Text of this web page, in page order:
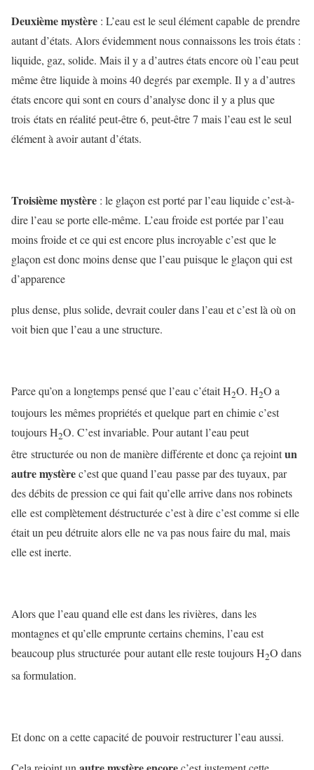
Deuxième mystère : L’eau est le seul élément capable de prendre
autant d’états. Alors évidemment nous connaissons les trois états :
liquide, gaz, solide. Mais il y a d’autres états encore où l’eau peut
même être liquide à moins 40 degrés par exemple. Il y a d’autres
états encore qui sont en cours d’analyse donc il y a plus que
trois états en réalité peut-être 6, peut-être 7 mais l’eau est le seul
élément à avoir autant d’états.
Troisième mystère : le glaçon est porté par l’eau liquide c’est-à-
dire l’eau se porte elle-même. L’eau froide est portée par l’eau
moins froide et ce qui est encore plus incroyable c’est que le
glaçon est donc moins dense que l’eau puisque le glaçon qui est
d’apparence
plus dense, plus solide, devrait couler dans l’eau et c’est là où on
voit bien que l’eau a une structure.
Parce qu’on a longtemps pensé que l’eau c’était H2O. H2O a
toujours les mêmes propriétés et quelque part en chimie c’est
toujours H2O. C’est invariable. Pour autant l’eau peut
être structurée ou non de manière différente et donc ça rejointun
autre mystèrec’est que quand l’eau passe par des tuyaux, par
des débits de pression ce qui fait qu’elle arrive dans nos robinets
elle est complètement déstructurée c’est à dire c’est comme si elle
était un peu détruite alors elle ne va pas nous faire du mal, mais
elle est inerte.
Alors que l’eau quand elle est dans les rivières, dans les
montagnes et qu’elle emprunte certains chemins, l’eau est
beaucoup plus structurée pour autant elle reste toujours H2O dans
sa formulation.
Et donc on a cette capacité de pouvoir restructurer l’eau aussi.